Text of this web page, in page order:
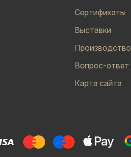
Сертификаты
Выставки
Производство
Вопрос-ответ
Карта сайта